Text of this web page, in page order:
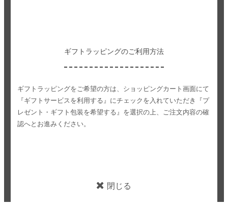
ギフトラッピングのご利用方法
ギフトラッピングをご希望の方は、ショッピングカート画面にて
『ギフトサービスを利用する』にチェックを入れていただき
『プ
レゼント・ギフト包装を希望する』を選択の上、ご注文内容の確
認へとお進みください。
閉じる